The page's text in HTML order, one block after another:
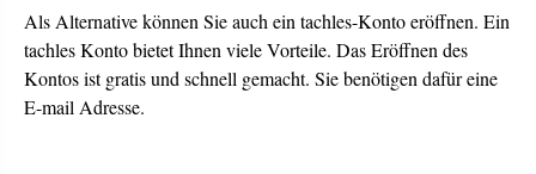
Als Alternative können Sie auch ein tachles-Konto eröffnen. Ein
tachles Konto bietet Ihnen viele Vorteile. Das Eröffnen des
Kontos ist gratis und schnell gemacht. Sie benötigen dafür eine
E-mail Adresse.